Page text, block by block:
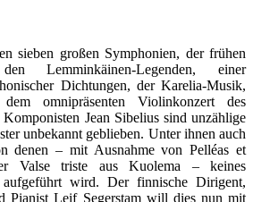
sieben großen Symphonien, der frühen
Lemminkäinen-Legenden, einer
Dichtungen, der Karelia-Musik,
omnipräsenten Violinkonzert des
Jean Sibelius sind unzählige
unbekannt geblieben. Unter ihnen auch
denen – mit Ausnahme von Pelléas et
Valse triste aus Kuolema – keines
aufgeführt wird. Der finnische Dirigent,
Pianist Leif Segerstam will dies nun mit